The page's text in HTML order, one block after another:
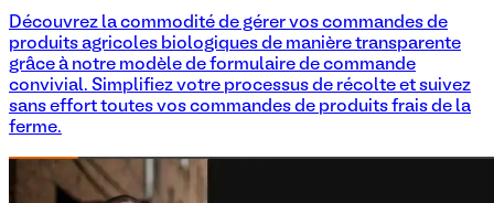
Découvrez la commodité de gérer vos commandes de
produits agricoles biologiques de manière transparente
grâce à notre modèle de formulaire de commande
convivial. Simplifiez votre processus de récolte et suivez
sans effort toutes vos commandes de produits frais de la
ferme.